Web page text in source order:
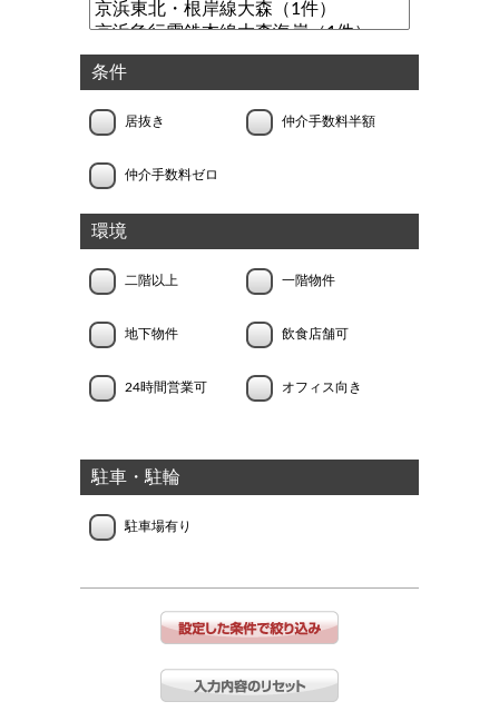
条件
居抜き 仲介手数料半額
仲介手数料ゼロ
環境
二階以上 一階物件
地下物件 飲食店舗可
24時間営業可 オフィス向き
駐車・駐輪
駐車場有り